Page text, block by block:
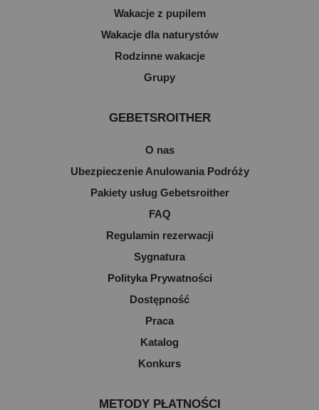
Wakacje z pupilem
Wakacje dla naturystów
Rodzinne wakacje
Grupy
GEBETSROITHER
O nas
Ubezpieczenie Anulowania Podróży
Pakiety usług Gebetsroither
FAQ
Regulamin rezerwacji
Sygnatura
Polityka Prywatności
Dostępność
Praca
Katalog
Konkurs
METODY PŁATNOŚCI